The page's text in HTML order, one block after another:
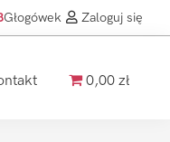
Głogówek Zaloguj się
0,00 zł